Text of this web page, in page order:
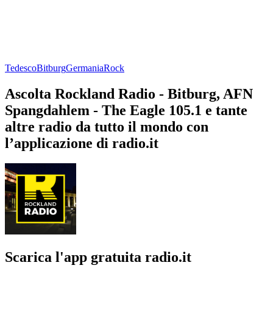
TedescoBitburgGermaniaRock
Ascolta Rockland Radio - Bitburg, AFN
Spangdahlem - The Eagle 105.1 e tante
altre radio da tutto il mondo con
l’applicazione di radio.it
Scarica l'app gratuita radio.it